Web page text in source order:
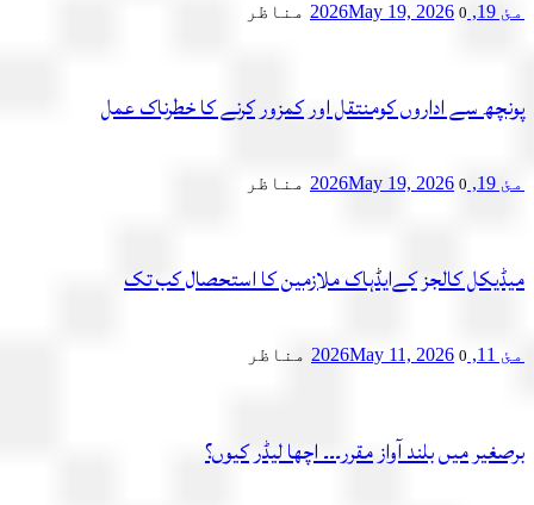
مئ 19, 2026 May 19, 2026 0 مناظر
پونچھ سے اداروں کومنتقل اور کمزور کرنے کا خطرناک عمل
مئ 19, 2026 May 19, 2026 0 مناظر
میڈیکل کالجز کےایڈہاک ملازمین کا استحصال کب تک
مئ 11, 2026 May 11, 2026 0 مناظر
برصغیر میں بلند آواز مقرر۔۔۔ اچھا لیڈر کیوں؟